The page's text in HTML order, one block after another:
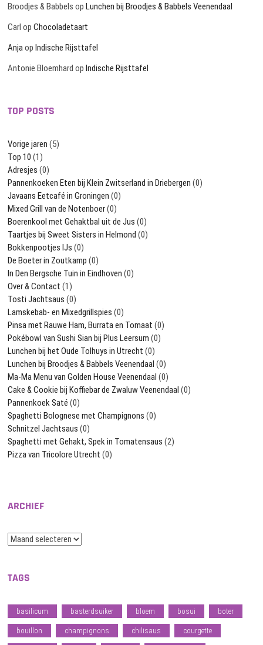
Broodjes & Babbels opLunchen bij Broodjes & Babbels Veenendaal
Carl opChocoladetaart
AnjaopIndische Rijsttafel
Antonie Bloemhard opIndische Rijsttafel
TOP POSTS
Vorige jaren (5)
Top 10 (1)
Adresjes (0)
Pannenkoeken Eten bij Klein Zwitserland in Driebergen (0)
Javaans Eetcafé in Groningen (0)
Mixed Grill van de Notenboer(0)
Boerenkool met Gehaktbal uit de Jus (0)
Taartjes bij Sweet Sisters in Helmond (0)
Bokkenpootjes IJs (0)
De Boeter in Zoutkamp (0)
In Den Bergsche Tuin in Eindhoven (0)
Over & Contact (1)
Tosti Jachtsaus (0)
Lamskebab- en Mixedgrillspies (0)
Pinsa met Rauwe Ham, Burrata en Tomaat (0)
Pokébowl van Sushi Sian bij Plus Leersum (0)
Lunchen bij het Oude Tolhuys in Utrecht (0)
Lunchen bij Broodjes & Babbels Veenendaal (0)
Ma-Ma Menu van Golden House Veenendaal (0)
Cake & Cookie bij Koffiebar de Zwaluw Veenendaal (0)
Pannenkoek Saté (0)
Spaghetti Bolognese met Champignons (0)
Schnitzel Jachtsaus (0)
Spaghetti met Gehakt, Spek in Tomatensaus (2)
Pizza van Tricolore Utrecht (0)
ARCHIEF
Archief
TAGS
basilicum basterdsuiker bloem bosui boter
bouillon champignons chilisaus courgette